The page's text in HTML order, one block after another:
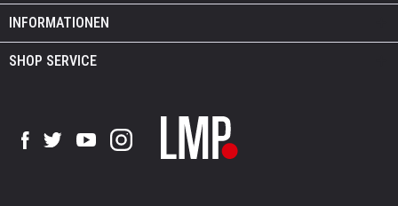
INFORMATIONEN
SHOP SERVICE